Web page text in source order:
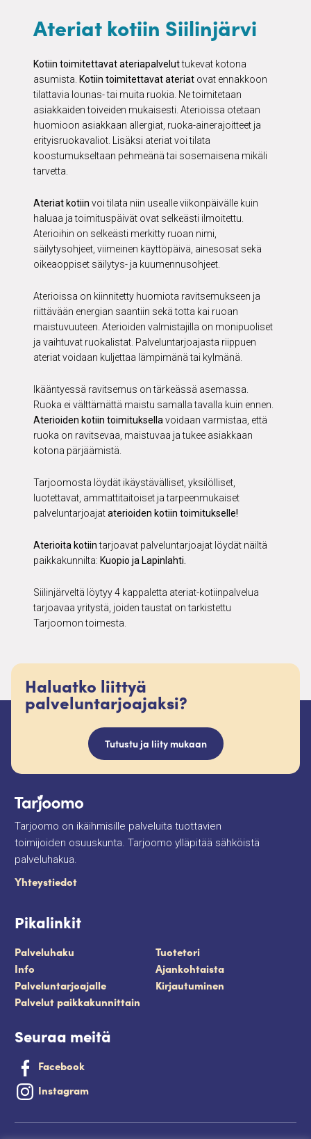
Ateriat kotiin Siilinjärvi
Kotiin toimitettavat ateriapalveluttukevat kotona
asumista. Kotiin toimitettavat ateriat ovat ennakkoon
tilattavia lounas- tai muita ruokia. Ne toimitetaan
asiakkaiden toiveiden mukaisesti. Aterioissa otetaan
huomioon asiakkaan allergiat, ruoka-ainerajoitteet ja
erityisruokavaliot. Lisäksi ateriat voi tilata
koostumukseltaan pehmeänä tai sosemaisena mikäli
tarvetta.
Ateriat kotiin voi tilata niin usealle viikonpäivälle kuin
haluaa ja toimituspäivät ovat selkeästi ilmoitettu.
Aterioihin on selkeästi merkitty ruoan nimi,
säilytysohjeet, viimeinen käyttöpäivä, ainesosat sekä
oikeaoppiset säilytys- ja kuumennusohjeet.
Aterioissa on kiinnitetty huomiota ravitsemukseen ja
riittävään energian saantiin sekä totta kai ruoan
maistuvuuteen. Aterioiden valmistajilla on monipuoliset
ja vaihtuvat ruokalistat. Palveluntarjoajasta riippuen
ateriat voidaan kuljettaa lämpimänä tai kylmänä.
Ikääntyessä ravitsemus on tärkeässä asemassa.
Ruoka ei välttämättä maistu samalla tavalla kuin ennen.
Aterioiden kotiin toimituksella voidaan varmistaa, että
ruoka on ravitsevaa, maistuvaa ja tukee asiakkaan
kotona pärjäämistä.
Tarjoomosta löydät ikäystävälliset, yksilölliset,
luotettavat, ammattitaitoiset ja tarpeenmukaiset
palveluntarjoajataterioiden kotiin toimitukselle!
Aterioita kotiintarjoavat palveluntarjoajat löydät näiltä
paikkakunnilta: Kuopio ja Lapinlahti.
Siilinjärveltä löytyy 4 kappaletta ateriat-kotiinpalvelua
tarjoavaa yritystä, joiden taustat on tarkistettu
Tarjoomon toimesta.
Haluatko liittyä
palveluntarjoajaksi?
Tutustu ja liity mukaan
Tarjoomo on ikäihmisille palveluita tuottavien
toimijoiden osuuskunta. Tarjoomo ylläpitää sähköistä
palveluhakua.
Yhteystiedot
Pikalinkit
Palveluhaku
Tuotetori
Info
Ajankohtaista
Palveluntarjoajalle
Kirjautuminen
Palvelut paikkakunnittain
Seuraa meitä
Facebook
Instagram